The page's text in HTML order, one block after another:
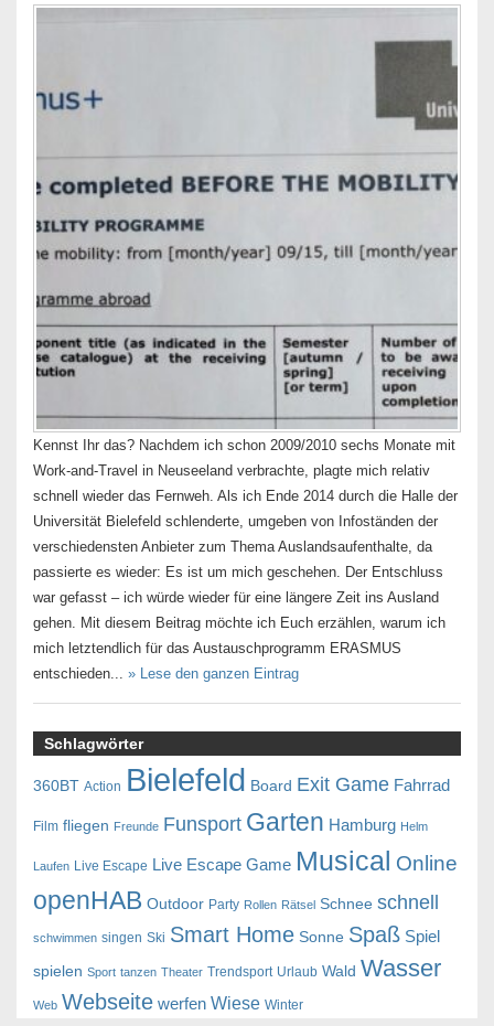
Kennst Ihr das? Nachdem ich schon 2009/2010 sechs Monate mit
Work-and-Travel in Neuseeland verbrachte, plagte mich relativ
schnell wieder das Fernweh. Als ich Ende 2014 durch die Halle der
Universität Bielefeld schlenderte, umgeben von Infoständen der
verschiedensten Anbieter zum Thema Auslandsaufenthalte, da
passierte es wieder: Es ist um mich geschehen. Der Entschluss
war gefasst – ich würde wieder für eine längere Zeit ins Ausland
gehen. Mit diesem Beitrag möchte ich Euch erzählen, warum ich
mich letztendlich für das Austauschprogramm ERASMUS
entschieden... » Lese den ganzen Eintrag
Schlagwörter
360BT Action Bielefeld Board Exit Game Fahrrad
Film fliegen Freunde Funsport Garten Hamburg Helm
Laufen Live Escape Live Escape Game Musical Online
openHAB Outdoor Party Rollen Rätsel Schnee schnell
schwimmen singen Ski Smart Home Sonne Spaß Spiel
spielen Sport tanzen Theater Trendsport Urlaub Wald Wasser
Web Webseite werfen Wiese Winter